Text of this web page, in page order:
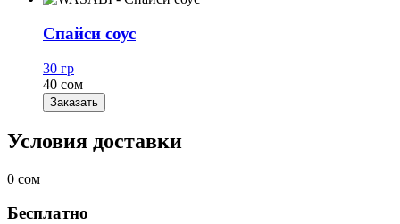
Спайси соус
30 гр
40 сом
Заказать
Условия доставки
0 сом
Бесплатно